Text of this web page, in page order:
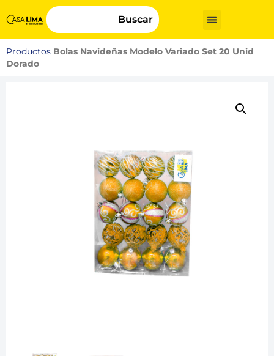
Buscar
Productos Bolas Navideñas Modelo Variado Set 20 Unid
Dorado